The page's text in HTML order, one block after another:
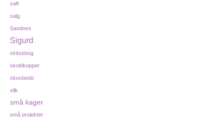
saft
salg
Sandnes
Sigurd
skitsebog
skoldkopper
skovbede
slik
små kager
små projekter